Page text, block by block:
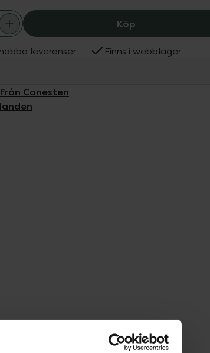
Köp Canesten 500
leveranser Finns i webblager
Canesten